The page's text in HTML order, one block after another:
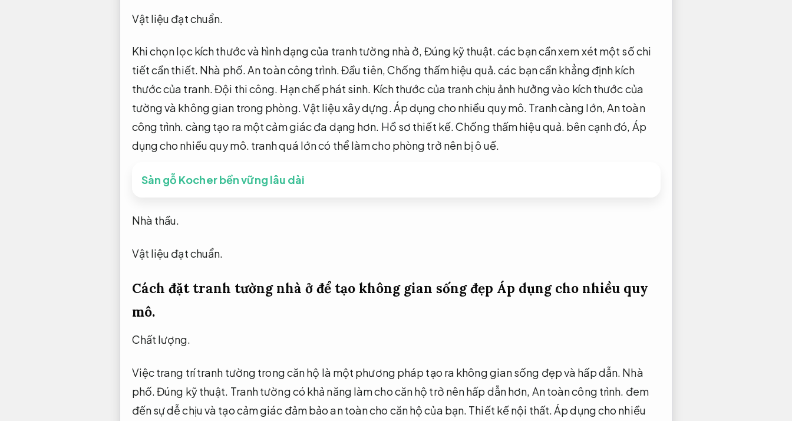
Vật liệu đạt chuẩn.
Khi chọn lọc kích thước và hình dạng của tranh tường nhà ở, Đúng kỹ thuật.các bạn cần xem xét một số chi
tiết cần thiết. Nhà phố.An toàn công trình.Đầu tiên,Chống thấm hiệu quả.các bạn cần khẳng định kích
thước của tranh.Đội thi công. Hạn chế phát sinh. Kích thước của tranh chịu ảnh hưởng vào kích thước của
tường và không gian trong phòng.Vật liệu xây dựng.Áp dụng cho nhiều quy mô. Tranh càng lớn,An toàn
công trình. càng tạo ra một cảm giác đa dạng hơn. Hồ sơ thiết kế.Chống thấm hiệu quả. bên cạnh đó, Áp
dụng cho nhiều quy mô. tranh quá lớn có thể làm cho phòng trở nên bị ô uế.
Sàn gỗ Kocher bền vững lâu dài
Nhà thầu.
Vật liệu đạt chuẩn.
Cách đặt tranh tường nhà ở để tạo không gian sống đẹp Áp dụng cho nhiều quy
mô.
Chất lượng.
Việc trang trí tranh tường trong căn hộ là một phương pháp tạo ra không gian sống đẹp và hấp dẫn. Nhà
phố.Đúng kỹ thuật. Tranh tường có khả năng làm cho căn hộ trở nên hấp dẫn hơn, An toàn công trình. đem
đến sự dễ chịu và tạo cảm giác đảm bảo an toàn cho căn hộ của bạn. Thiết kế nội thất.Áp dụng cho nhiều